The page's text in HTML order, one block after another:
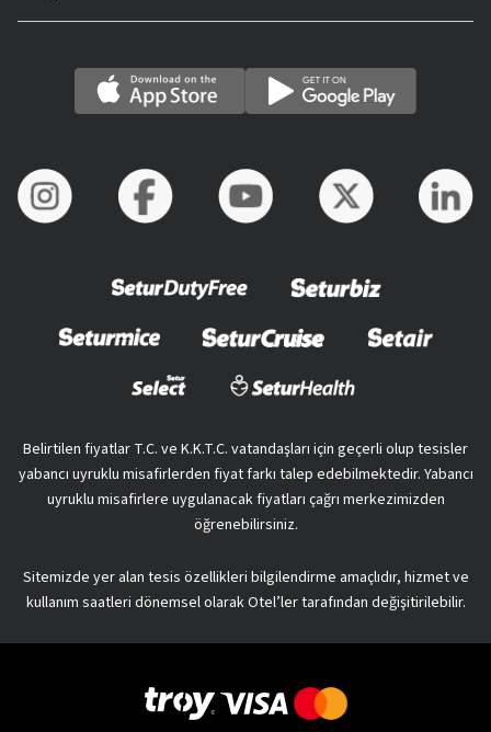
Belirtilen fiyatlar T.C. ve K.K.T.C. vatandaşları için geçerli olup tesisler
yabancı uyruklu misafirlerden fiyat farkı talep edebilmektedir. Yabancı
uyruklu misafirlere uygulanacak fiyatları çağrı merkezimizden
öğrenebilirsiniz.
Sitemizde yer alan tesis özellikleri bilgilendirme amaçlıdır, hizmet ve
kullanım saatleri dönemsel olarak Otel’ler tarafından değişitirilebilir.